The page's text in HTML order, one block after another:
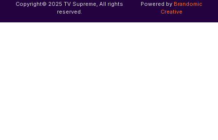
Copyright© 2025 TV Supreme, All rights
reserved.
Powered by Brandomic
Creative